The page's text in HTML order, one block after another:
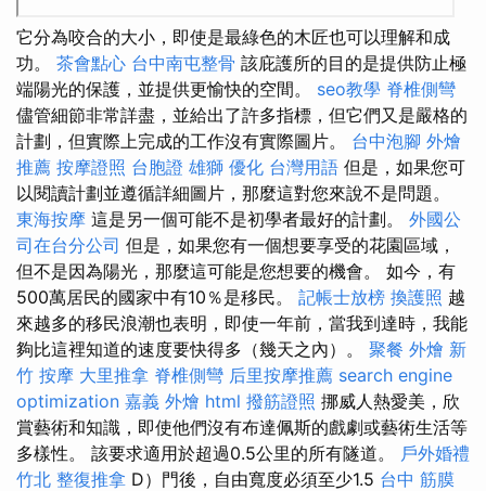
它分為咬合的大小，即使是最綠色的木匠也可以理解和成
功。 茶會點心 台中南屯整骨 該庇護所的目的是提供防止極
端陽光的保護，並提供更愉快的空間。 seo教學 脊椎側彎
儘管細節非常詳盡，並給出了許多指標，但它們又是嚴格的
計劃，但實際上完成的工作沒有實際圖片。 台中泡腳 外燴
推薦 按摩證照 台胞證 雄獅 優化 台灣用語 但是，如果您可
以閱讀計劃並遵循詳細圖片，那麼這對您來說不是問題。
東海按摩 這是另一個可能不是初學者最好的計劃。 外國公
司在台分公司 但是，如果您有一個想要享受的花園區域，
但不是因為陽光，那麼這可能是您想要的機會。 如今，有
500萬居民的國家中有10％是移民。 記帳士放榜 換護照 越
來越多的移民浪潮也表明，即使一年前，當我到達時，我能
夠比這裡知道的速度要快得多（幾天之內）。 聚餐 外燴 新
竹 按摩 大里推拿 脊椎側彎 后里按摩推薦 search engine
optimization 嘉義 外燴 html 撥筋證照 挪威人熱愛美，欣
賞藝術和知識，即使他們沒有布達佩斯的戲劇或藝術生活等
多樣性。 該要求適用於超過0.5公里的所有隧道。 戶外婚禮
竹北 整復推拿 D）門後，自由寬度必須至少1.5 台中 筋膜